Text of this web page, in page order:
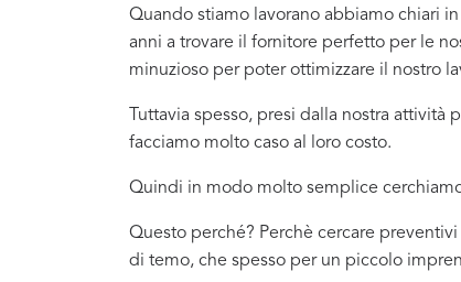
Quando stiamo lavorano abbiamo chiari
anni a trovare il fornitore perfetto per le
minuzioso per poter ottimizzare il nostro
Tuttavia spesso, presi dalla nostra
facciamo molto caso al loro costo.
Quindi in modo molto semplice
Questo perché? Perchè cercare
di temo, che spesso per un piccolo